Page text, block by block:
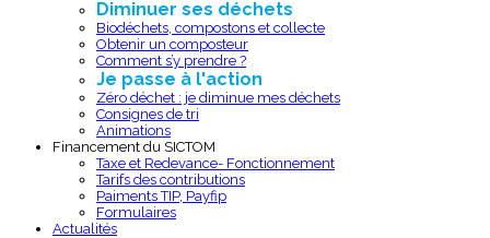
Diminuer ses déchets
Biodéchets, compostons et collecte
Obtenir un composteur
Comment s’y prendre ?
Je passe à l'action
Zéro déchet : je diminue mes déchets
Consignes de tri
Animations
Financement du SICTOM
Taxe et Redevance- Fonctionnement
Tarifs des contributions
Paiments TIP, Payfip
Formulaires
Actualités